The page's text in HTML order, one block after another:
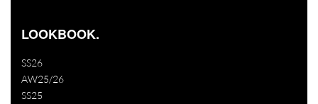
LOOKBOOK.
SS26
AW25/26
SS25